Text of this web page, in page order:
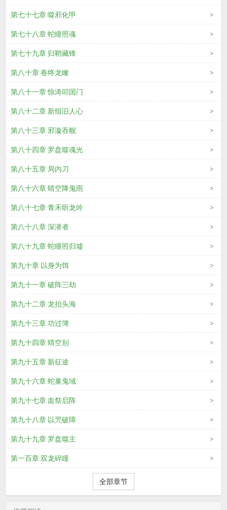
第七十七章 噬邪化甲
第七十八章 蛇瞳照魂
第七十九章 归鞘藏锋
第八十章 卷终龙瞰
第八十一章 惊涛叩国门
第八十二章 新组旧人心
第八十三章 邪漩吞舰
第八十四章 罗盘噬魂光
第八十五章 局内刀
第八十六章 晴空降鬼雨
第八十七章 青禾听龙吟
第八十八章 深潜者
第八十九章 蛇瞳照归墟
第九十章 以身为饵
第九十一章 破阵三劫
第九十二章 龙抬头海
第九十三章 功过簿
第九十四章 晴空别
第九十五章 新征途
第九十六章 蛇巢鬼域
第九十七章 血祭启阵
第九十八章 以咒破障
第九十九章 罗盘噬主
第一百章 双龙碎瞳
全部章节